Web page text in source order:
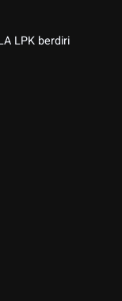
LPK berdiri